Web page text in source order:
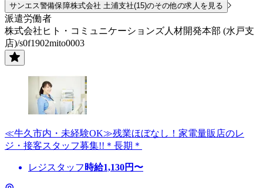
サンエス警備保障株式会社 土浦支社(15)のその他の求人を見る
派遣労働者
株式会社ヒト・コミュニケーションズ人材開発本部 (水戸支
店)/s0f1902mito0003
≪牛久市内・未経験OK≫残業ほぼなし！家電量販店のレ
ジ・接客スタッフ募集!!＊長期＊
レジスタッフ 時給1,130円〜